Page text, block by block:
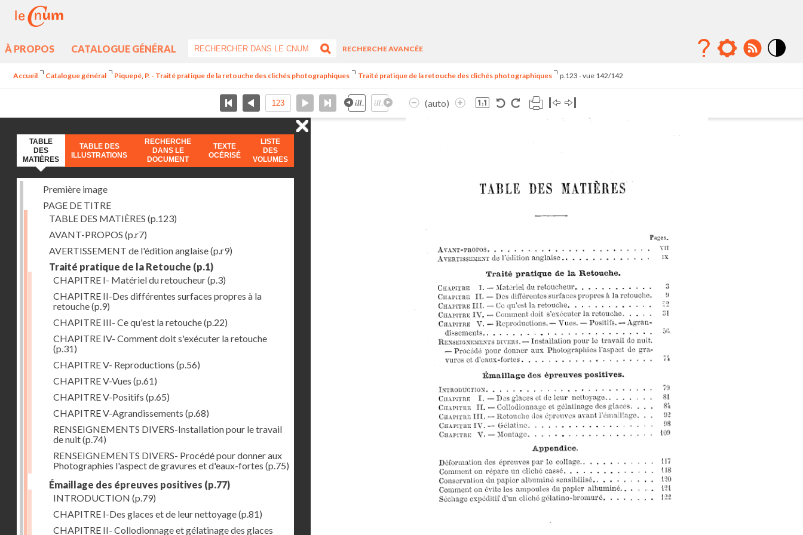
À PROPOS CATALOGUE GÉNÉRAL
RECHERCHE AVANCÉE
Accueil Catalogue général Piquepé, P. - Traité pratique de la retouche des clichés photographiques Traité pratique de la retouche des clichés photographiques p.123 - vue 142/142
(auto)
TABLE
DES
MATIÈRES
TABLE DES
ILLUSTRATIONS
RECHERCHE
DANS LE
DOCUMENT
TEXTE
OCÉRISÉ
LISTE
DES
VOLUMES
Première image
PAGE DE TITRE
TABLE DES MATIÈRES (p.123)
AVANT-PROPOS (p.r7)
AVERTISSEMENT de l'édition anglaise(p.r9)
Traité pratique de la Retouche (p.1)
CHAPITRE I- Matériel du retoucheur(p.3)
CHAPITRE II-Des différentes surfaces propres à la
retouche(p.9)
CHAPITRE III- Ce qu'est la retouche(p.22)
CHAPITRE IV- Comment doit s'exécuter la retouche
(p.31)
CHAPITRE V- Reproductions (p.56)
CHAPITRE V-Vues (p.61)
CHAPITRE V-Positifs (p.65)
CHAPITRE V-Agrandissements (p.68)
RENSEIGNEMENTS DIVERS-Installation pour le travail
de nuit(p.74)
RENSEIGNEMENTS DIVERS- Procédé pour donner aux
Photographies l'aspect de gravures et d'eaux-fortes (p.75)
Émaillage des épreuves positives (p.77)
INTRODUCTION (p.79)
CHAPITRE I-Des glaces et de leur nettoyage(p.81)
CHAPITRE II- Collodionnage et gélatinage des glaces